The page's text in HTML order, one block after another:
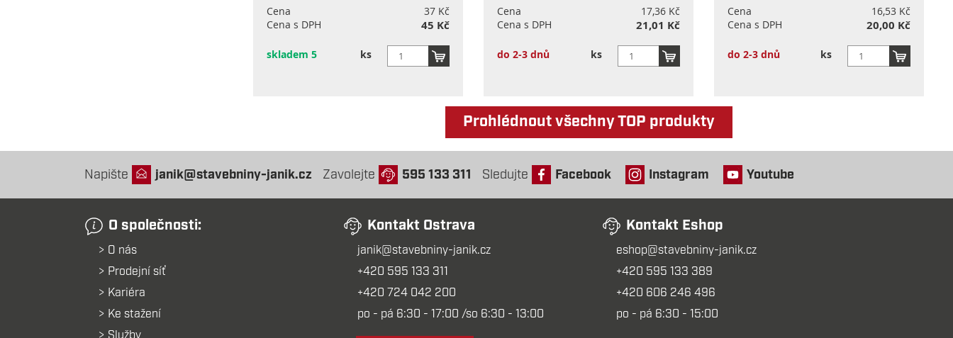
Cena
37 Kč
Cena s DPH
45 Kč
skladem 5 ks
Cena
17,36 Kč
Cena s DPH
21,01 Kč
do 2-3 dnů ks
Cena
16,53 Kč
Cena s DPH
20,00 Kč
do 2-3 dnů ks
Prohlédnout všechny TOP produkty
Napište janik@stavebniny-janik.cz Zavolejte 595 133 311 Sledujte Facebook Instagram Youtube
O společnosti:
O nás
Prodejní síť
Kariéra
Ke stažení
Kontakt Ostrava
janik@stavebniny-janik.cz
+420 595 133 311
+420 724 042 200
po - pá 6:30 - 17:00 /so 6:30 - 13:00
Kontakt Eshop
eshop@stavebniny-janik.cz
+420 595 133 389
+420 606 246 496
po - pá 6:30 - 15:00